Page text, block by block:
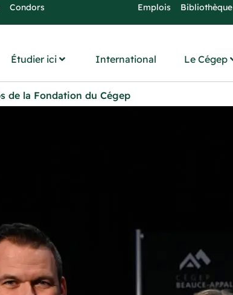
Condors Emplois Bibliothèque
Étudier ici International Le Cégep
de la Fondation du Cégep